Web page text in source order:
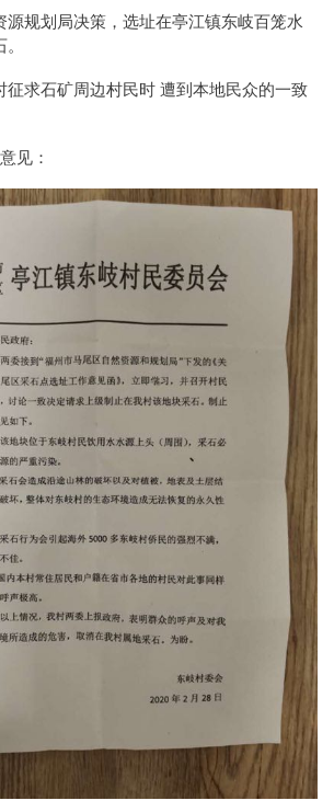
源规划局决策，选址在亭江镇东岐百笼水
征求石矿周边村民时 遭到本地民众的一致
见：